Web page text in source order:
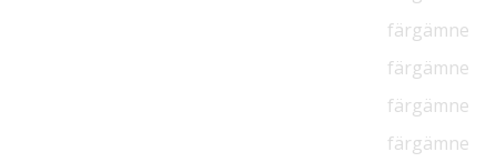
färgämne
färgämne
färgämne
färgämne